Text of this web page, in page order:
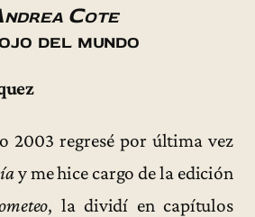
Cote
del mundo
2003 regresé por última vez
y me hice cargo de la edición
, la dividí en capítulos